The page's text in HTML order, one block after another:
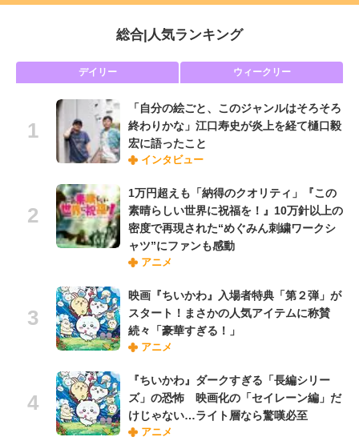
総合 人気ランキング
デイリー ウィークリー
「自分の絵ごと、このジャンルはそろそろ
終わりかな」江口寿史が炎上を経て樋口毅
宏に語ったこと
インタビュー
1万円超えも「納得のクオリティ」『この
素晴らしい世界に祝福を！』10万針以上の
密度で再現された“めぐみん刺繍ワークシ
ャツ”にファンも感動
アニメ
映画『ちいかわ』入場者特典「第２弾」が
スタート！まさかの人気アイテムに称賛
続々「豪華すぎる！」
アニメ
『ちいかわ』ダークすぎる「長編シリー
ズ」の恐怖 映画化の「セイレーン編」だ
けじゃない…ライト層なら驚嘆必至
アニメ